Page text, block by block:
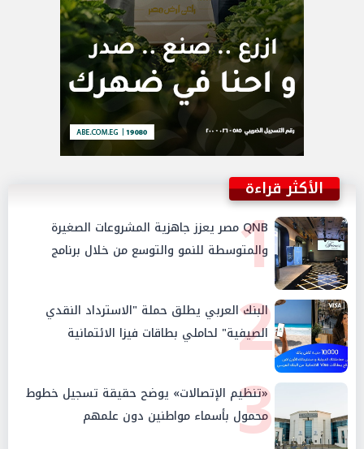
الأكثر قراءة
1QNB مصر يعزز جاهزية المشروعات الصغيرة
والمتوسطة للنمو والتوسع من خلال برنامج
أبطال المشروعات الصغيرة والمتوسطة
2
البنك العربي يطلق حملة "الاسترداد النقدي
الصيفية" لحاملي بطاقات فيزا الائتمانية
3
«تنظيم الإتصالات» يوضح حقيقة تسجيل خطوط
محمول بأسماء مواطنين دون علمهم